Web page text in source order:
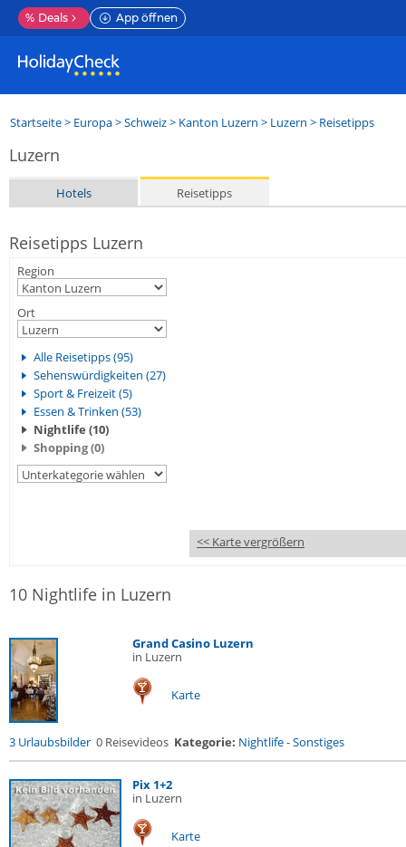
% Deals App öffnen
Startseite> Europa>Schweiz> Kanton Luzern > Luzern > Reisetipps
Luzern
Hotels Reisetipps
Reisetipps Luzern
Region
Ort
Alle Reisetipps (95)
Sehenswürdigkeiten (27)
Sport & Freizeit (5)
Essen & Trinken (53)
Nightlife (10)
Shopping (0)
<< Karte vergrößern
10 Nightlife in Luzern
Grand Casino Luzern
in Luzern
Karte
3 Urlaubsbilder 0 Reisevideos Kategorie: Nightlife-Sonstiges
Pix 1+2
in Luzern
Karte